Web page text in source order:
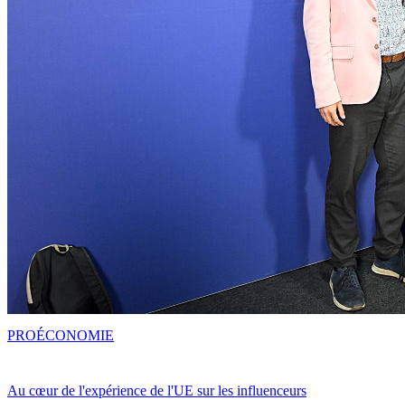
Au cœur de l'expérience de l'UE sur les influenceurs
PROÉCONOMIE